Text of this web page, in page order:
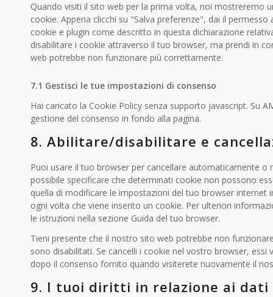
Quando visiti il sito web per la prima volta, noi mostreremo
cookie. Appena clicchi su "Salva preferenze", dai il
cookie e plugin come descritto in questa dichiarazione
disabilitare i cookie attraverso il tuo browser, ma prendi in
web potrebbe non funzionare più correttamente.
7.1 Gestisci le tue impostazioni di consenso
Hai caricato la Cookie Policy senza supporto javascript. Su
gestione del consenso in fondo alla pagina.
8. Abilitare/disabilitare e
Puoi usare il tuo browser per cancellare automaticamente o
possibile specificare che determinati cookie non possono
quella di modificare le impostazioni del tuo browser internet
ogni volta che viene inserito un cookie. Per ulteriori
le istruzioni nella sezione Guida del tuo browser.
Tieni presente che il nostro sito web potrebbe non
sono disabilitati. Se cancelli i cookie nel vostro browser, essi
dopo il consenso fornito quando visiterete nuovamente il
9. I tuoi diritti in relazione ai dati